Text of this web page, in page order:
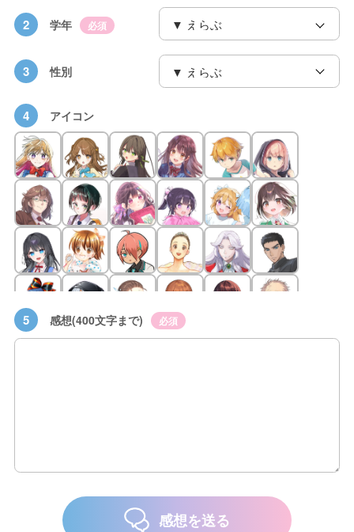
2 学年 必須
3 性別
4 アイコン
5 感想(400文字まで) 必須
感想を送る